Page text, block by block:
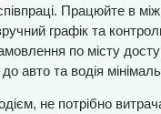
Працюйте в
графік та
по місту
авто та водія
не потрібно